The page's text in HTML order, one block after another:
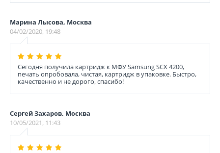
Марина Лысова, Москва
04/02/2020, 19:48
Сегодня получила картридж к МФУ Samsung SCX 4200,
печать опробовала, чистая, картридж в упаковке. Быстро,
качественно и не дорого, спасибо!
Сергей Захаров, Москва
10/05/2021, 11:43